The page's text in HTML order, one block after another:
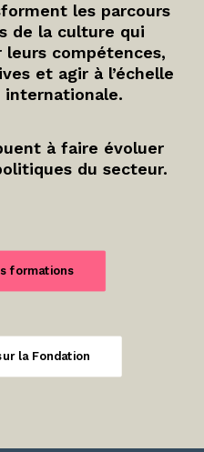
les parcours
de la culture qui
compétences,
et agir à l’échelle
internationale.
à faire évoluer
du secteur.
formations
la Fondation